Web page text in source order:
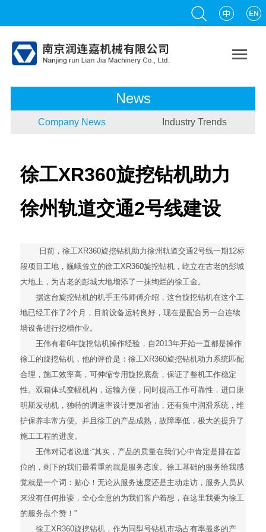

News
Company News Industry Trends
徐工XR360旋挖钻机助力
徐州轨道交通2号线建设
日前，徐工XR360旋挖钻机助力徐州轨道交通2号线一期12标
段项目工地，巍峨耸立的徐工XR360旋挖钻机，屹立在古老的彭城
大地上，为古老的彭城大地增添了一抹绚烂的徐工金。
据这台旋挖钻机的机手王伟师傅介绍，这台旋挖钻机在这个工
地已经工作了2个月，目前设备运转良好，现在是配合另一台连续
墙设备进行挖槽作业。
王伟有着6年旋挖钻机操作经验，自2013年开始一直都是操作
徐工的旋挖钻机，他的评价是：徐工XR360旋挖钻机动力系统匹配
合理，施工效率高，可伸缩专用旋挖底盘，保证了整机工作稳定
性。双箱体式变幅机构，运输方便，同时提高工作可靠性，进口康
明斯发动机，独特的调速率设计更加省油，还有集中润滑系统，维
护保养非常方便。并且徐工的产品成熟，故障率低，极大的提升了
施工工程的进度。
王伟对记者说道:“其实，产品的质量在我们心中肯定是排在首
位的，剩下的我们最看重的就是服务态度。徐工基础的服务给我感
觉就是一个词：贴心！无论从服务速度还是主动走访，服务人员从
来没有任何推诿，全心全意的为我们客户着想，在这里我要为徐工
的服务点个赞！”
徐工XR360旋挖钻机，作为同型号钻机市场占有率最多的产